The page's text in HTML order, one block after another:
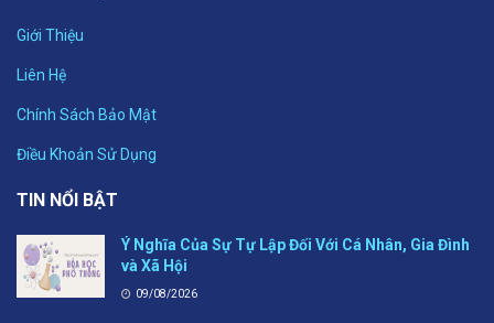
Giới Thiệu
Liên Hệ
Chính Sách Bảo Mật
Điều Khoản Sử Dụng
TIN NỔI BẬT
Ý Nghĩa Của Sự Tự Lập Đối Với Cá Nhân, Gia Đình
và Xã Hội
09/08/2026